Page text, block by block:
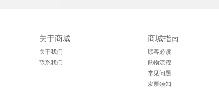
关于商城
关于我们
联系我们
商城指南
顾客必读
购物流程
常见问题
发票须知